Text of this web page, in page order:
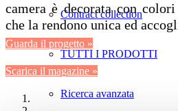
Contract collection
TUTTI I PRODOTTI
Ricerca avanzata
camera è decorata con
che la rendono unica ed
Guarda il progetto »
Scarica il magazine »